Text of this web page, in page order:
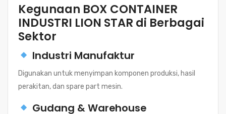
Kegunaan BOX CONTAINER
INDUSTRI LION STAR di Berbagai
Sektor
Industri Manufaktur
Digunakan untuk menyimpan komponen produksi, hasil
perakitan, dan spare part mesin.
Gudang & Warehouse